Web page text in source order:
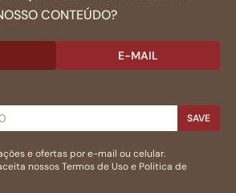
CONTEÚDO?
E-MAIL
SAVE
e ofertas por e-mail ou celular.
nossosTermos de Usoe Politica de